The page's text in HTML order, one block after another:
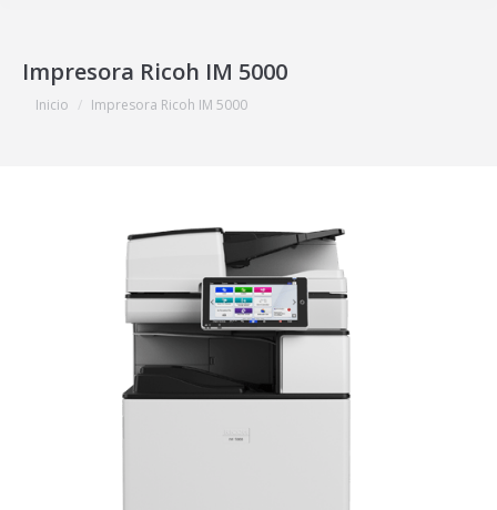
Impresora Ricoh IM 5000
Estás aquí:
Inicio Impresora Ricoh IM 5000